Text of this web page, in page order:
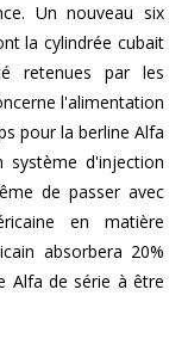
Un nouveau six
la cylindrée cubait
retenues par les
l'alimentation
pour la berline Alfa
d'injection
de passer avec
en matière
absorbera 20%
Alfa de série à être